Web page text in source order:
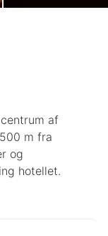
af
m fra
og
hotellet.